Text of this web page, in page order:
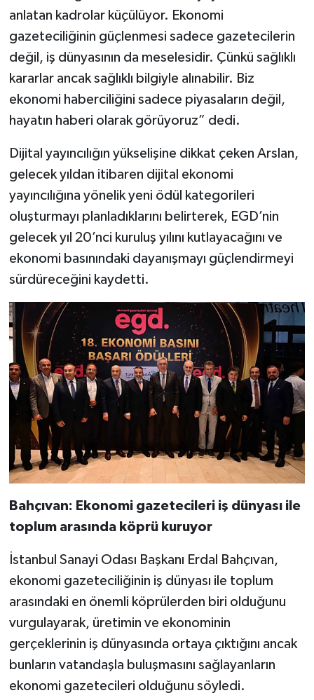
anlatan kadrolar küçülüyor. Ekonomi
gazeteciliğinin güçlenmesi sadece gazetecilerin
değil, iş dünyasının da meselesidir. Çünkü sağlıklı
kararlar ancak sağlıklı bilgiyle alınabilir. Biz
ekonomi haberciliğini sadece piyasaların değil,
hayatın haberi olarak görüyoruz” dedi.
Dijital yayıncılığın yükselişine dikkat çeken Arslan,
gelecek yıldan itibaren dijital ekonomi
yayıncılığına yönelik yeni ödül kategorileri
oluşturmayı planladıklarını belirterek, EGD’nin
gelecek yıl 20’nci kuruluş yılını kutlayacağını ve
ekonomi basınındaki dayanışmayı güçlendirmeyi
sürdüreceğini kaydetti.
Bahçıvan: Ekonomi gazetecileri iş dünyası ile
toplum arasında köprü kuruyor
İstanbul Sanayi Odası Başkanı Erdal Bahçıvan,
ekonomi gazeteciliğinin iş dünyası ile toplum
arasındaki en önemli köprülerden biri olduğunu
vurgulayarak, üretimin ve ekonominin
gerçeklerinin iş dünyasında ortaya çıktığını ancak
bunların vatandaşla buluşmasını sağlayanların
ekonomi gazetecileri olduğunu söyledi.